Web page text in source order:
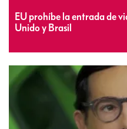
EU prohíbe la entrada de
Unido y Brasil